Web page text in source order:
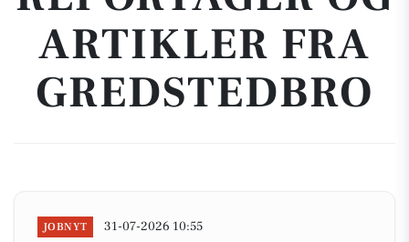
ARTIKLER FRA
GREDSTEDBRO
JOBNYT 31-07-2026 10:55